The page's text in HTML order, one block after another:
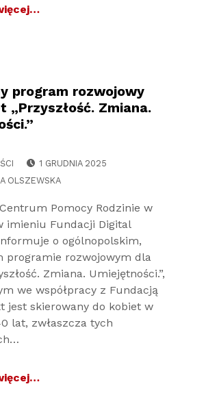
program rozwojowy
„Przyszłość. Zmiana.
1 GRUDNIA 2025
OLSZEWSKA
Pomocy Rodzinie w
imieniu Fundacji Digital
o ogólnopolskim,
programie rozwojowym dla
Zmiana. Umiejętności.”,
we współpracy z Fundacją
jest skierowany do kobiet w
lat, zwłaszcza tych